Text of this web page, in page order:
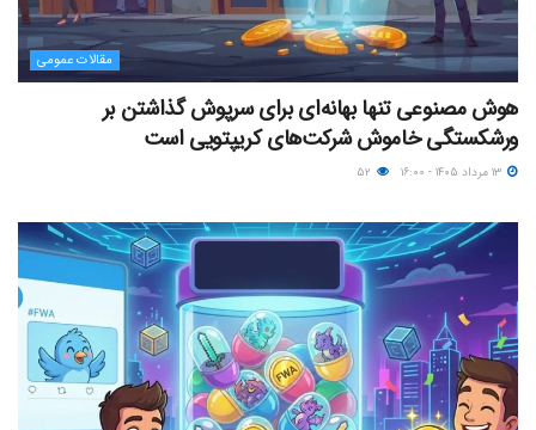
مقالات عمومی
هوش مصنوعی تنها بهانه‌ای برای سرپوش گذاشتن بر
ورشکستگی خاموش شرکت‌های کریپتویی است